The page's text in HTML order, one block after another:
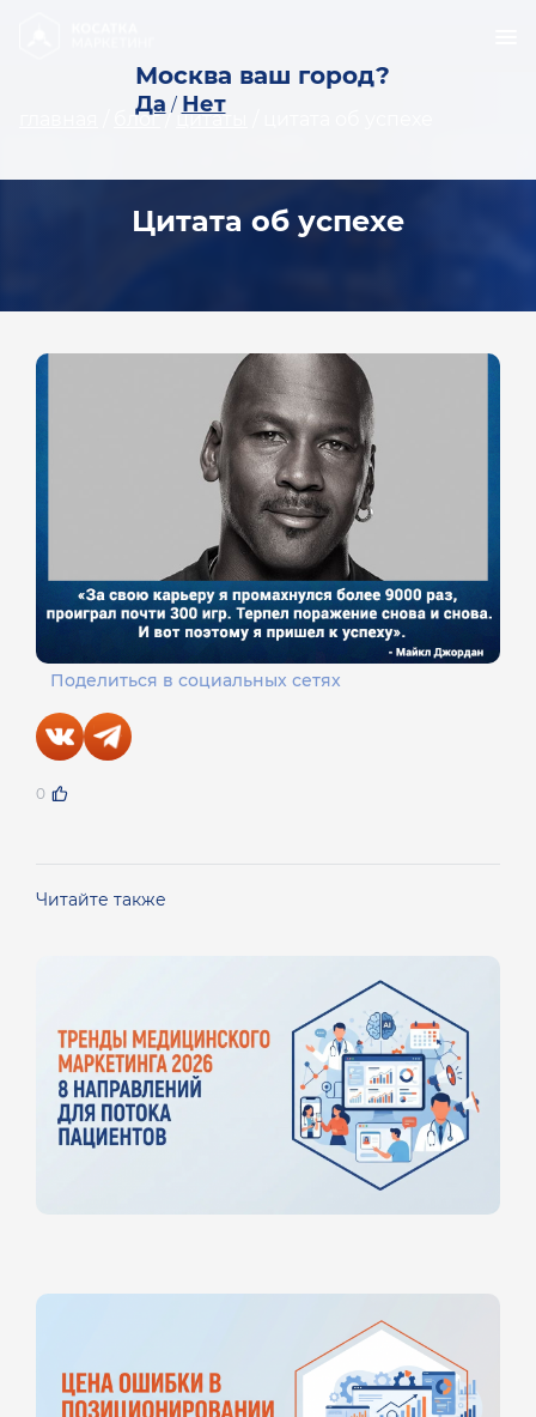
Москва ваш город?
Да / Нет
блог / цитаты
Цитата об успехе
Поделиться в социальных сетях
0
Читайте также